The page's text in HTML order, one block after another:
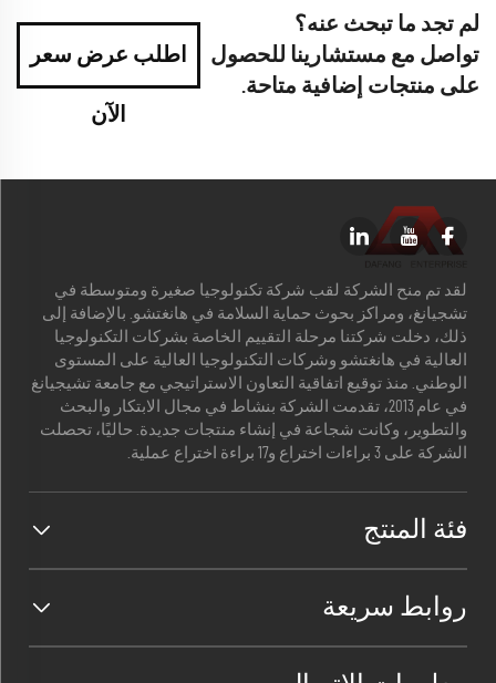
لم تجد ما تبحث عنه؟
تواصل مع مستشارينا للحصول
على منتجات إضافية متاحة.
اطلب عرض سعر
الآن
لقد تم منح الشركة لقب شركة تكنولوجيا صغيرة ومتوسطة في
تشجيانغ، ومراكز بحوث حماية السلامة في هانغتشو. بالإضافة إلى
ذلك، دخلت شركتنا مرحلة التقييم الخاصة بشركات التكنولوجيا
العالية في هانغتشو وشركات التكنولوجيا العالية على المستوى
الوطني. منذ توقيع اتفاقية التعاون الاستراتيجي مع جامعة تشيجيانغ
في عام 2013، تقدمت الشركة بنشاط في مجال الابتكار والبحث
والتطوير، وكانت شجاعة في إنشاء منتجات جديدة. حاليًا، تحصلت
الشركة على 3 براءات اختراع و17 براءة اختراع عملية.
فئة المنتج
روابط سريعة